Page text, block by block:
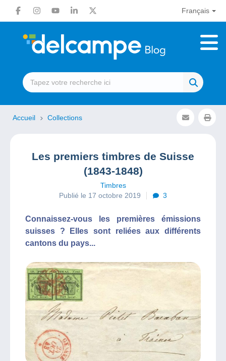
Français
Accueil Collections
Les premiers timbres de Suisse
(1843-1848)
Timbres
Publié le 17 octobre 2019
3
Connaissez-vous les premières émissions
suisses ? Elles sont reliées aux différents
cantons du pays...